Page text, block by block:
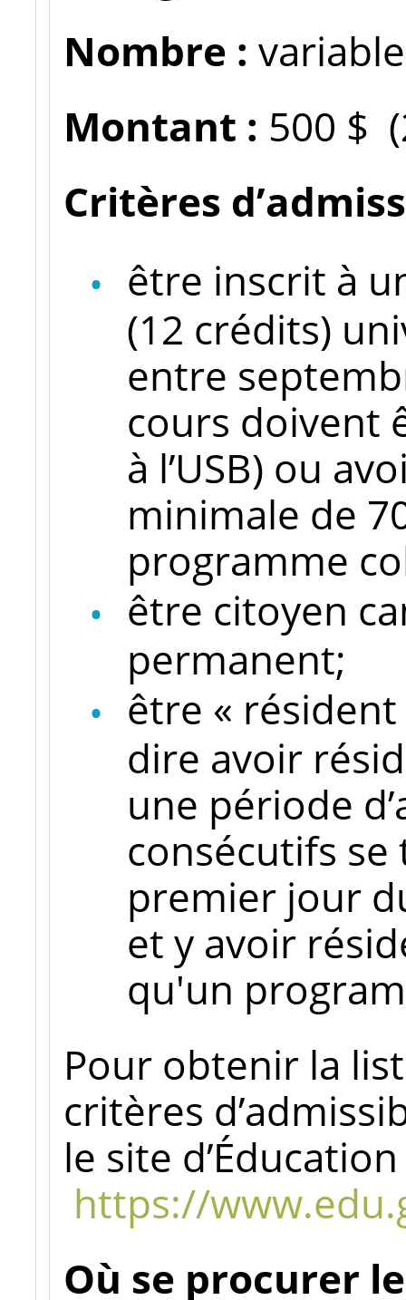
Nombre : variable
Montant : 500 $
Critères
être inscrit à
(12 crédits)
entre
cours doivent
à l’USB) ou
minimale de
programme
être citoyen
permanent;
être « résident
dire avoir
une période
consécutifs
premier jour
et y avoir
qu'un
Pour obtenir la
critères
le site
https://
Où se procurer